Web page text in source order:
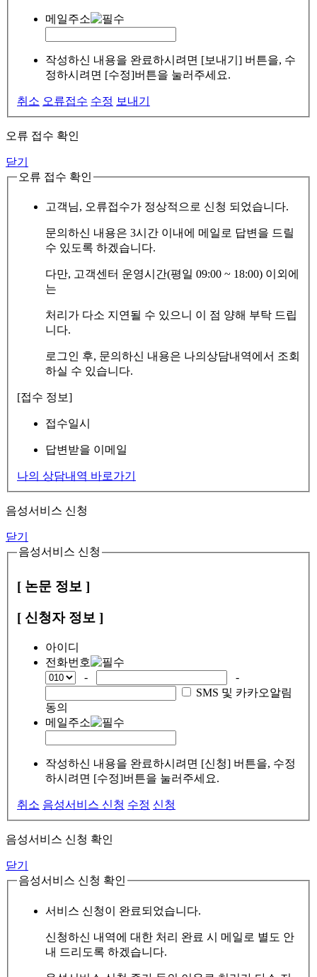
메일주소
작성하신 내용을 완료하시려면 [보내기] 버튼을, 수
정하시려면 [수정]버튼을 눌러주세요.
취소 오류접수 수정 보내기
오류 접수 확인
닫기
오류 접수 확인
고객님, 오류접수가 정상적으로 신청 되었습니다.
문의하신 내용은 3시간 이내에 메일로 답변을 드릴
수 있도록 하겠습니다.
다만, 고객센터 운영시간(평일 09:00 ~ 18:00) 이외에
는
처리가 다소 지연될 수 있으니 이 점 양해 부탁 드립
니다.
로그인 후, 문의하신 내용은 나의상담내역에서 조회
하실 수 있습니다.
[접수 정보]
접수일시
답변받을 이메일
나의 상담내역 바로가기
음성서비스 신청
닫기
음성서비스 신청
[ 논문 정보 ]
[ 신청자 정보 ]
아이디
전화번호
-
-
SMS 및 카카오알림
동의
메일주소
작성하신 내용을 완료하시려면 [신청] 버튼을, 수정
하시려면 [수정]버튼을 눌러주세요.
취소 음성서비스 신청 수정 신청
음성서비스 신청 확인
닫기
음성서비스 신청 확인
서비스 신청이 완료되었습니다.
신청하신 내역에 대한 처리 완료 시 메일로 별도 안
내 드리도록 하겠습니다.